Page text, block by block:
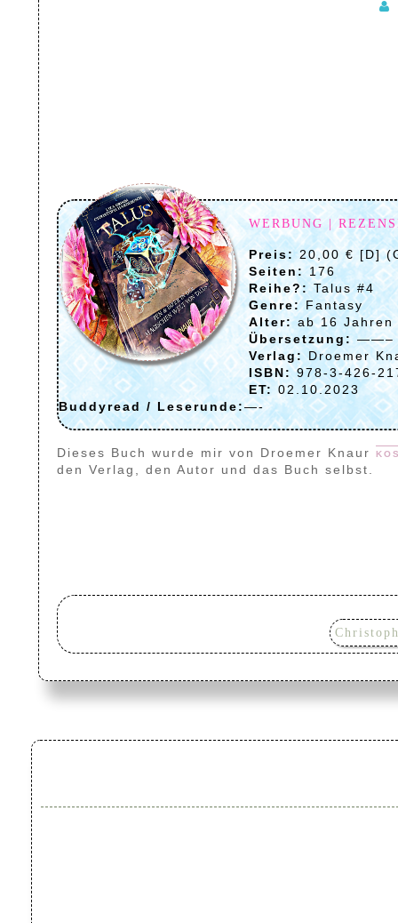
WERBUNG |
Preis: 20,00 € [D]
Seiten: 176
Reihe?: Talus #4
Genre:Fantasy
Alter:ab 16 Jahren
Übersetzung:——–
Verlag: Droemer
ISBN:978-3-426-
ET: 02.10.2023
Buddyread / Leserunde:—-
Dieses Buch wurde mir von Droemer Knaur
den Verlag, den Autor und das Buch selbst.